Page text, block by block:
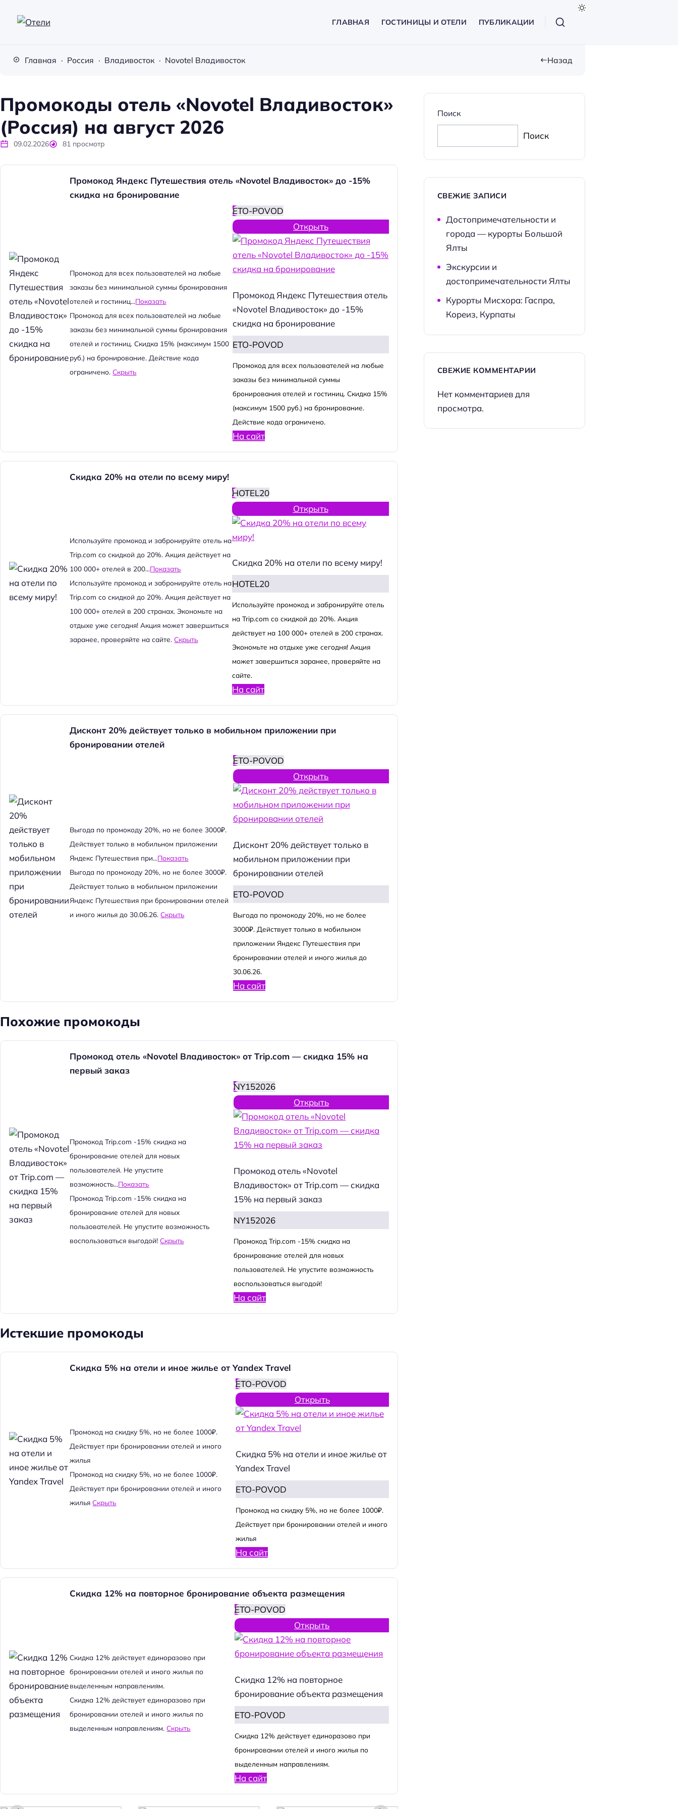
е
ГЛАВНАЯ ГОСТИНИЦЫ И ОТЕЛИ ПУБЛИКАЦИИ
Главная Россия Владивосток Novotel Владивосток Назад
Промокоды отель «Novotel Владивосток»
(Россия) на август 2026
09.02.2026 81 просмотр
Промокод Яндекс Путешествия отель «Novotel Владивосток» до -15%
скидка на бронирование
Промокод для всех пользователей на любые
заказы без минимальной суммы бронирования
отелей и гостиниц...Показать
Промокод для всех пользователей на любые
заказы без минимальной суммы бронирования
отелей и гостиниц. Скидка 15% (максимум 1500
руб.) на бронирование. Действие кода
ограничено.Скрыть
ETO-POVOD
Открыть
Промокод Яндекс Путешествия отель
«Novotel Владивосток» до -15%
скидка на бронирование
ETO-POVOD
Промокод для всех пользователей на любые
заказы без минимальной суммы
бронирования отелей и гостиниц. Скидка 15%
(максимум 1500 руб.) на бронирование.
Действие кода ограничено.
На сайт
Скидка 20% на отели по всему миру!
Используйте промокод и забронируйте отель на
Trip.com со скидкой до 20%. Акция действует на
100 000+ отелей в 200...Показать
Используйте промокод и забронируйте отель на
Trip.com со скидкой до 20%. Акция действует на
100 000+ отелей в 200 странах. Экономьте на
отдыхе уже сегодня! Акция может завершиться
заранее, проверяйте на сайте.Скрыть
HOTEL20
Открыть
Скидка 20% на отели по всему миру!
HOTEL20
Используйте промокод и забронируйте отель
на Trip.com со скидкой до 20%. Акция
действует на 100 000+ отелей в 200 странах.
Экономьте на отдыхе уже сегодня! Акция
может завершиться заранее, проверяйте на
сайте.
На сайт
Дисконт 20% действует только в мобильном приложении при
бронировании отелей
Выгода по промокоду 20%, но не более 3000₽.
Действует только в мобильном приложении
Яндекс Путешествия при...Показать
Выгода по промокоду 20%, но не более 3000₽.
Действует только в мобильном приложении
Яндекс Путешествия при бронировании отелей
и иного жилья до 30.06.26.Скрыть
ETO-POVOD
Открыть
Дисконт 20% действует только в
мобильном приложении при
бронировании отелей
ETO-POVOD
Выгода по промокоду 20%, но не более
3000₽. Действует только в мобильном
приложении Яндекс Путешествия при
бронировании отелей и иного жилья до
30.06.26.
На сайт
Похожие промокоды
Промокод отель «Novotel Владивосток» от Trip.com — скидка 15% на
первый заказ
Промокод Trip.com -15% скидка на
бронирование отелей для новых
пользователей. Не упустите
возможность...Показать
Промокод Trip.com -15% скидка на
бронирование отелей для новых
пользователей. Не упустите возможность
воспользоваться выгодой!Скрыть
NY152026
Открыть
Промокод отель «Novotel
Владивосток» от Trip.com — скидка
15% на первый заказ
NY152026
Промокод Trip.com -15% скидка на
бронирование отелей для новых
пользователей. Не упустите возможность
воспользоваться выгодой!
На сайт
Истекшие промокоды
Скидка 5% на отели и иное жилье от Yandex Travel
Промокод на скидку 5%, но не более 1000₽.
Действует при бронировании отелей и иного
жилья
Промокод на скидку 5%, но не более 1000₽.
Действует при бронировании отелей и иного
жильяСкрыть
ETO-POVOD
Открыть
Скидка 5% на отели и иное жилье от
Yandex Travel
ETO-POVOD
Промокод на скидку 5%, но не более 1000₽.
Действует при бронировании отелей и иного
жилья
На сайт
Скидка 12% на повторное бронирование объекта размещения
Cкидка 12% действует единоразово при
бронировании отелей и иного жилья по
выделенным направлениям.
Cкидка 12% действует единоразово при
бронировании отелей и иного жилья по
выделенным направлениям.Скрыть
ETO-POVOD
Открыть
Скидка 12% на повторное
бронирование объекта размещения
ETO-POVOD
Cкидка 12% действует единоразово при
бронировании отелей и иного жилья по
выделенным направлениям.
На сайт
Поиск
Поиск
СВЕЖИЕ ЗАПИСИ
Достопримечательности и
города — курорты Большой
Ялты
Экскурсии и
достопримечательности Ялты
Курорты Мисхора: Гаспра,
Кореиз, Курпаты
СВЕЖИЕ КОММЕНТАРИИ
Нет комментариев для
просмотра.